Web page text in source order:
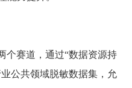
个赛道，通过“数据资源持
公共领域脱敏数据集，允